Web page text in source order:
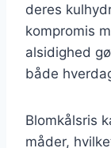
deres
kompromis
alsidighed
både
Blomkålsris
måder,